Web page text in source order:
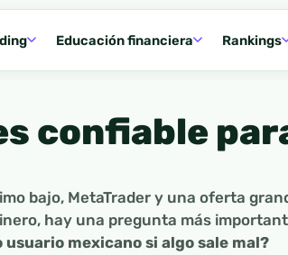
Educación financiera Rankings
confiable
bajo, MetaTrader y una oferta
hay una pregunta más
mexicano si algo sale mal?